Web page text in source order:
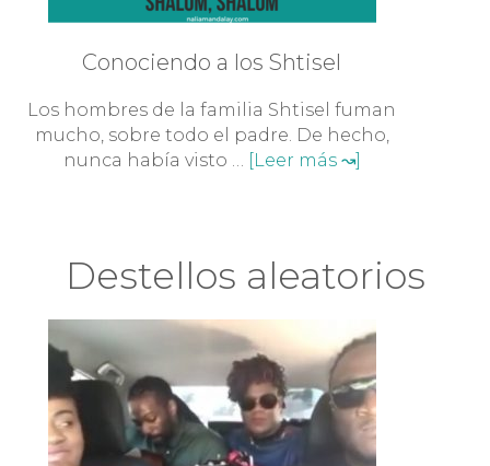
Conociendo a los Shtisel
Los hombres de la familia Shtisel fuman
mucho, sobre todo el padre. De hecho,
nunca había visto … [Leer más ↝]
Destellos aleatorios